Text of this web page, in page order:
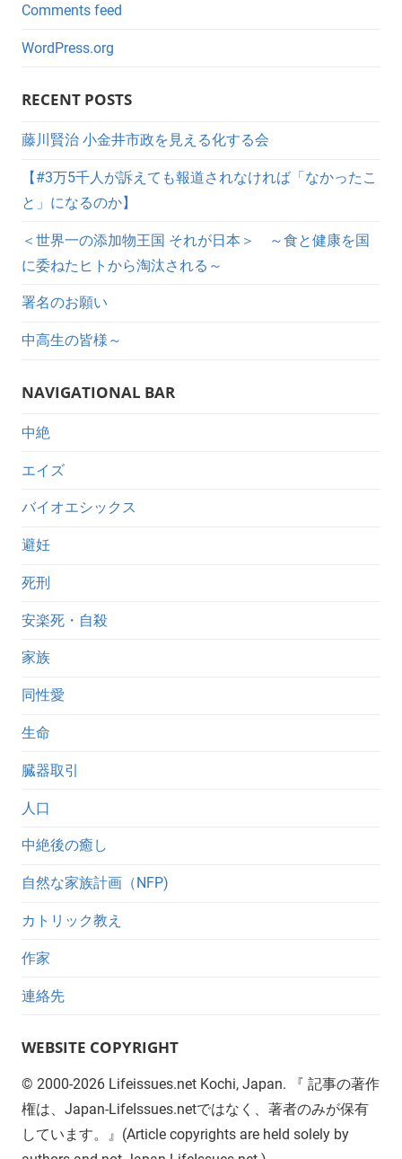
Comments feed
WordPress.org
RECENT POSTS
藤川賢治 小金井市政を見える化する会
【#3万5千人が訴えても報道されなければ「なかったこ
と」になるのか】
＜世界一の添加物王国 それが日本＞ ～食と健康を国
に委ねたヒトから淘汰される～
署名のお願い
中高生の皆様～
NAVIGATIONAL BAR
中絶
エイズ
バイオエシックス
避妊
死刑
安楽死・自殺
家族
同性愛
生命
臓器取引
人口
中絶後の癒し
自然な家族計画（NFP)
カトリック教え
作家
連絡先
WEBSITE COPYRIGHT
© 2000-2026 Lifeissues.net Kochi, Japan. 『 記事の著作
権は、Japan-LifeIssues.netではなく、著者のみが保有
しています。』(Article copyrights are held solely by